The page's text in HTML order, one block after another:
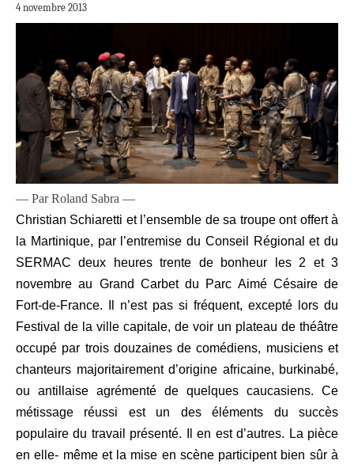
4 novembre 2013
— Par Roland Sabra —
Christian Schiaretti et l’ensemble de sa troupe ont offert à
la Martinique, par l’entremise du Conseil Régional et du
SERMAC deux heures trente de bonheur les 2 et 3
novembre au Grand Carbet du Parc Aimé Césaire de
Fort-de-France. Il n’est pas si fréquent, excepté lors du
Festival de la ville capitale, de voir un plateau de théâtre
occupé par trois douzaines de comédiens, musiciens et
chanteurs majoritairement d’origine africaine, burkinabé,
ou antillaise agrémenté de quelques caucasiens. Ce
métissage réussi est un des éléments du succès
populaire du travail présenté. Il en est d’autres. La pièce
en elle- même et la mise en scène participent bien sûr à